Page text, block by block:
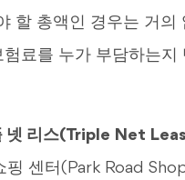
할 총액인 경우는 거의
험료를 누가 부담하는지
넷 리스(Triple Net
핑 센터(Park Road